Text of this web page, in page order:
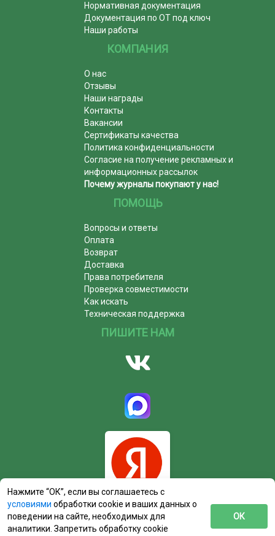
Нормативная документация
Документация по ОТ под ключ
Наши работы
КОМПАНИЯ
О нас
Отзывы
Наши награды
Контакты
Вакансии
Сертификаты качества
Политика конфиденциальности
Согласие на получение рекламных и
информационных рассылок
Почему журналы покупают у нас!
ПОМОЩЬ
Вопросы и ответы
Оплата
Возврат
Доставка
Права потребителя
Проверка совместимости
Как искать
Техническая поддержка
ПИШИТЕ НАМ
Нажмите “ОК”, если вы соглашаетесь с
условиями обработки cookie и ваших данных о
поведении на сайте, необходимых для
аналитики. Запретить обработку cookie
ОК